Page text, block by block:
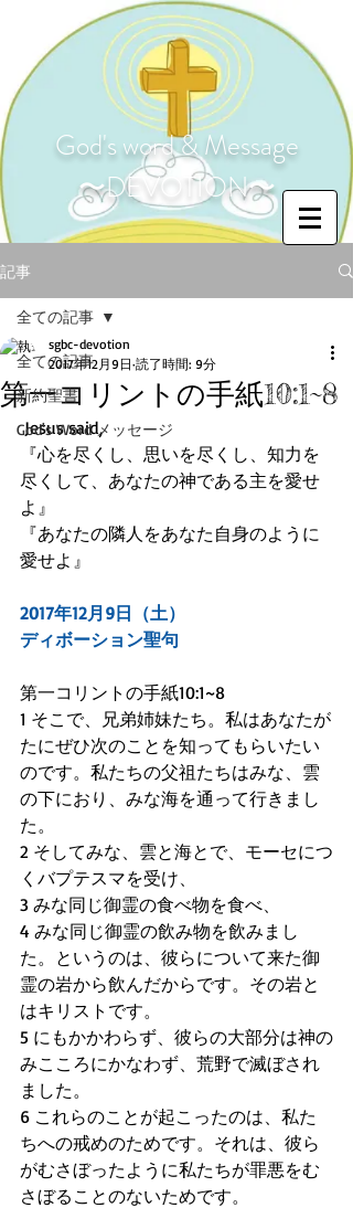
God's word & Message
〜DEVOTION〜
記事
全ての記事
新約聖書
God's Word メッセージ
全ての記事
第一コリントの手紙10:1~8
sgbc-devotion
2017年12月9日 読了時間: 9分
Jesus said,
『心を尽くし、思いを尽くし、知力を
尽くして、あなたの神である主を愛せ
よ』
『あなたの隣人をあなた自身のように
愛せよ』
2017年12月9日（土）
ディボーション聖句
第一コリントの手紙10:1~8
1 そこで、兄弟姉妹たち。私はあなたが
たにぜひ次のことを知ってもらいたい
のです。私たちの父祖たちはみな、雲
の下におり、みな海を通って行きまし
た。
2 そしてみな、雲と海とで、モーセにつ
くバプテスマを受け、
3 みな同じ御霊の食べ物を食べ、
4 みな同じ御霊の飲み物を飲みまし
た。というのは、彼らについて来た御
霊の岩から飲んだからです。その岩と
はキリストです。
5 にもかかわらず、彼らの大部分は神の
みこころにかなわず、荒野で滅ぼされ
ました。
6 これらのことが起こったのは、私た
ちへの戒めのためです。それは、彼ら
がむさぼったように私たちが罪悪をむ
さぼることのないためです。